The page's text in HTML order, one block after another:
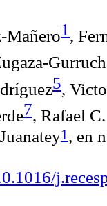
Mañero1 ,
5,
7, Rafael
1 , en